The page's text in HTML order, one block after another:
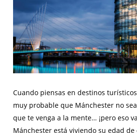
Cuando piensas en destinos
muy probable que Mánchester no
que te venga a la mente… ¡pero eso
Mánchester está viviendo su edad de